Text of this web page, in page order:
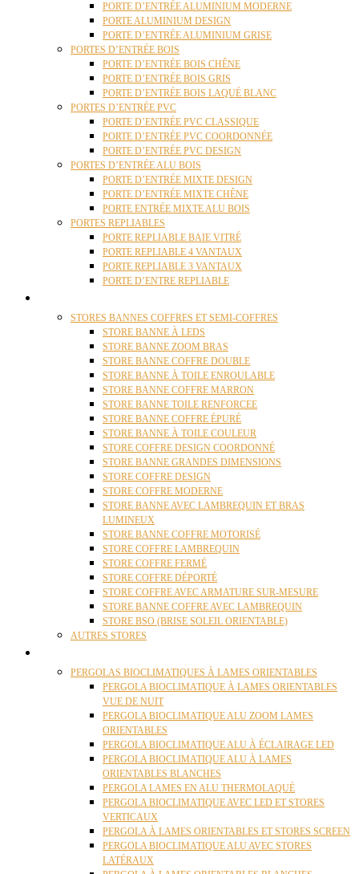
PORTE D’ENTRÉE ALUMINIUM MODERNE
PORTE ALUMINIUM DESIGN
PORTE D’ENTRÉE ALUMINIUM GRISE
PORTES D’ENTRÉE BOIS
PORTE D’ENTRÉE BOIS CHÊNE
PORTE D’ENTRÉE BOIS GRIS
PORTE D’ENTRÉE BOIS LAQUÉ BLANC
PORTES D’ENTRÉE PVC
PORTE D’ENTRÉE PVC CLASSIQUE
PORTE D’ENTRÉE PVC COORDONNÉE
PORTE D’ENTRÉE PVC DESIGN
PORTES D’ENTRÉE ALU BOIS
PORTE D’ENTRÉE MIXTE DESIGN
PORTE D’ENTRÉE MIXTE CHÊNE
PORTE ENTRÉE MIXTE ALU BOIS
PORTES REPLIABLES
PORTE REPLIABLE BAIE VITRÉ
PORTE REPLIABLE 4 VANTAUX
PORTE REPLIABLE 3 VANTAUX
PORTE D’ENTRE REPLIABLE
STORES BANNES COFFRES ET SEMI-COFFRES
STORE BANNE À LEDS
STORE BANNE ZOOM BRAS
STORE BANNE COFFRE DOUBLE
STORE BANNE À TOILE ENROULABLE
STORE BANNE COFFRE MARRON
STORE BANNE TOILE RENFORCEE
STORE BANNE COFFRE ÉPURÉ
STORE BANNE À TOILE COULEUR
STORE COFFRE DESIGN COORDONNÉ
STORE BANNE GRANDES DIMENSIONS
STORE COFFRE DESIGN
STORE COFFRE MODERNE
STORE BANNE AVEC LAMBREQUIN ET BRAS
LUMINEUX
STORE BANNE COFFRE MOTORISÉ
STORE COFFRE LAMBREQUIN
STORE COFFRE FERMÉ
STORE COFFRE DÉPORTÉ
STORE COFFRE AVEC ARMATURE SUR-MESURE
STORE BANNE COFFRE AVEC LAMBREQUIN
STORE BSO (BRISE SOLEIL ORIENTABLE)
AUTRES STORES
PERGOLAS BIOCLIMATIQUES À LAMES ORIENTABLES
PERGOLA BIOCLIMATIQUE À LAMES ORIENTABLES
VUE DE NUIT
PERGOLA BIOCLIMATIQUE ALU ZOOM LAMES
ORIENTABLES
PERGOLA BIOCLIMATIQUE ALU À ÉCLAIRAGE LED
PERGOLA BIOCLIMATIQUE ALU À LAMES
ORIENTABLES BLANCHES
PERGOLA LAMES EN ALU THERMOLAQUÉ
PERGOLA BIOCLIMATIQUE AVEC LED ET STORES
VERTICAUX
PERGOLA À LAMES ORIENTABLES ET STORES SCREEN
PERGOLA BIOCLIMATIQUE ALU AVEC STORES
LATÉRAUX